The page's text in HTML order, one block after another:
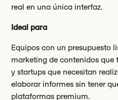
real en una única interfaz.
Ideal para
Equipos con un presupuesto
marketing de contenidos
y startups que necesitan
elaborar informes sin tener
plataformas premium.